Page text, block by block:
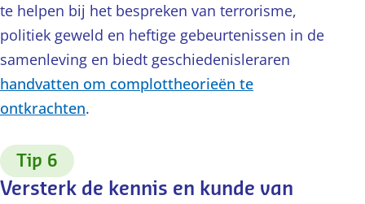
te helpen bij het bespreken van terrorisme,
politiek geweld en heftige gebeurtenissen in de
samenleving en biedt geschiedenisleraren
handvatten om complottheorieën te
ontkrachten.
Tip 6
Versterk de kennis en kunde van